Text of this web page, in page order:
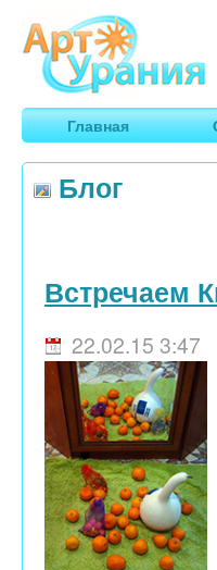
АртУрания
Умные гороскопы,
Главная
Блог
Встречаем
22.02.15 3:47